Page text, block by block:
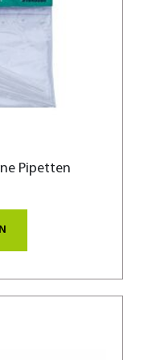
Pipetten